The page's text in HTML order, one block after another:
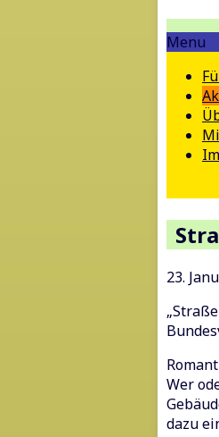
Menu
23.
Wer
dazu